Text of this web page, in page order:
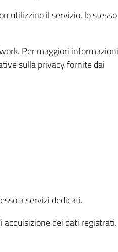
utilizzino il servizio, lo stesso
Per maggiori informazioni
sulla privacy fornite dai
a servizi dedicati.
dei dati registrati.